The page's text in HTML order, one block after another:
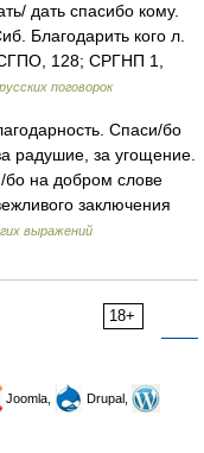
дать спасибо кому.
Благодарить кого л.
128; СРГНП 1,
поговорок
Спаси/бо
радушие, за угощение.
бо на добром слове
заключения
выражений
18+
Joomla,
Drupal,